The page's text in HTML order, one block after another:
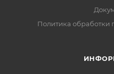
Политика обработки